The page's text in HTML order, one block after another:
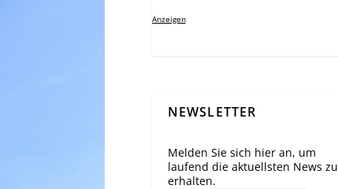
Anzeigen
NEWSLETTER
Melden Sie sich hier an, um
laufend die aktuellsten News zu
erhalten.